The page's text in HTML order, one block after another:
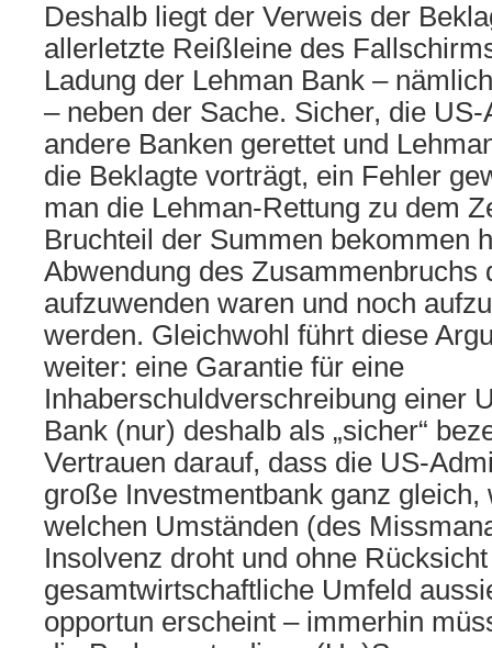
Deshalb liegt der Verweis der
allerletzte Reißleine des
Ladung der Lehman Bank –
– neben der Sache. Sicher, die
andere Banken gerettet und
die Beklagte vorträgt, ein Fehler
man die Lehman-Rettung zu dem
Bruchteil der Summen bekommen
Abwendung des Zusammenbruchs
aufzuwenden waren und noch
werden. Gleichwohl führt diese
weiter: eine Garantie für eine
Inhaberschuldverschreibung einer
Bank (nur) deshalb als „sicher“
Vertrauen darauf, dass die US-
große Investmentbank ganz gleich,
welchen Umständen (des
Insolvenz droht und ohne
gesamtwirtschaftliche Umfeld
opportun erscheint – immerhin